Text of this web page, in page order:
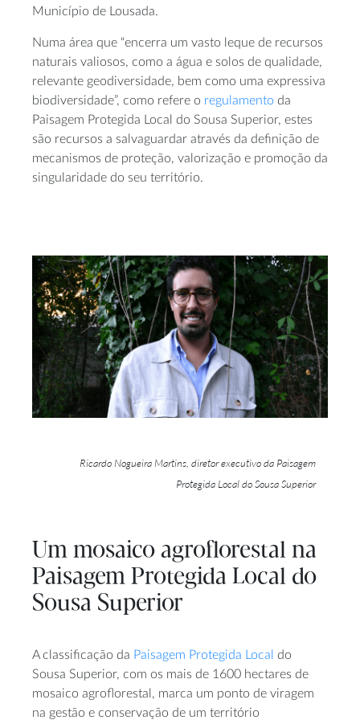
Município de Lousada.
Numa área que “encerra um vasto leque de recursos
naturais valiosos, como a água e solos de qualidade,
relevante geodiversidade, bem como uma expressiva
biodiversidade”, como refere o regulamento da
Paisagem Protegida Local do Sousa Superior, estes
são recursos a salvaguardar através da definição de
mecanismos de proteção, valorização e promoção da
singularidade do seu território.
Ricardo Nogueira Martins, diretor executivo da Paisagem
Protegida Local do Sousa Superior
Um mosaico agroflorestal na
Paisagem Protegida Local do
Sousa Superior
A classificação da Paisagem Protegida Local do
Sousa Superior, com os mais de 1600 hectares de
mosaico agroflorestal, marca um ponto de viragem
na gestão e conservação de um território